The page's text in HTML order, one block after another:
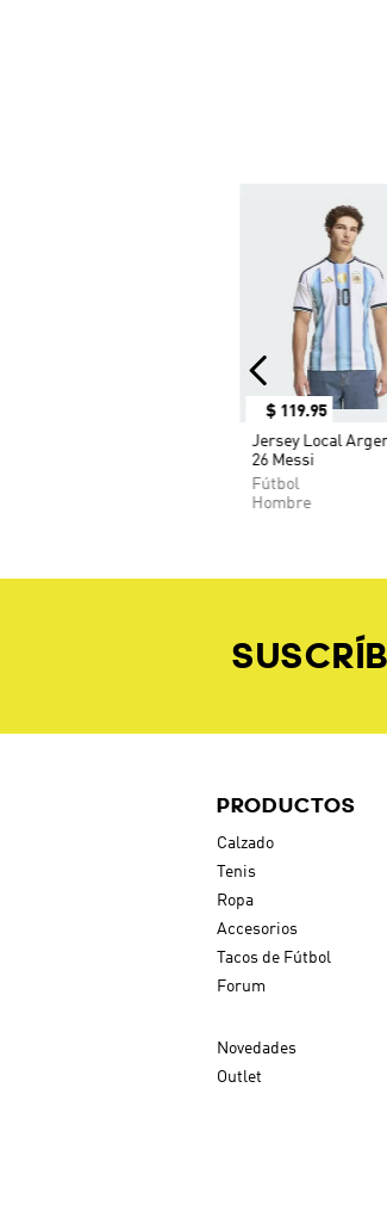
$ 119.95
Jersey Local
26 Messi
Fútbol
Hombre
PRODUCTOS
Calzado
Tenis
Ropa
Accesorios
Tacos de Fútbol
Forum
Novedades
Outlet